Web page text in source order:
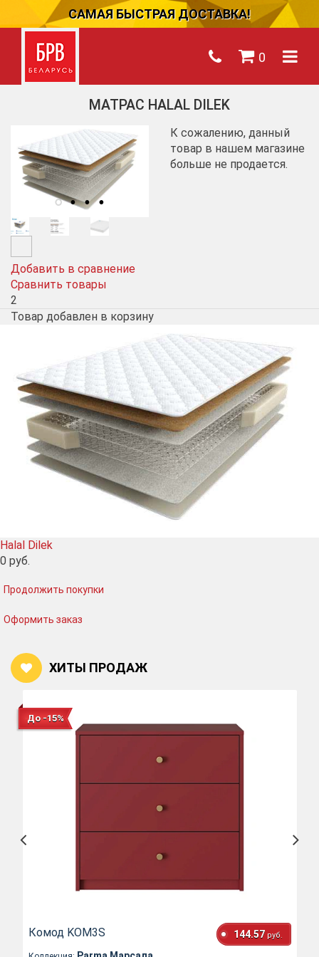
САМАЯ БЫСТРАЯ ДОСТАВКА!
0
МАТРАС HALAL DILEK
Добавить в сравнение
Сравнить товары
2
К сожалению, данный
товар в нашем магазине
больше не продается.
Товар добавлен в корзину
Halal Dilek
0 руб.
Продолжить покупки
Оформить заказ
ХИТЫ ПРОДАЖ
До -15%
Комод KOM3S 144.57 руб.